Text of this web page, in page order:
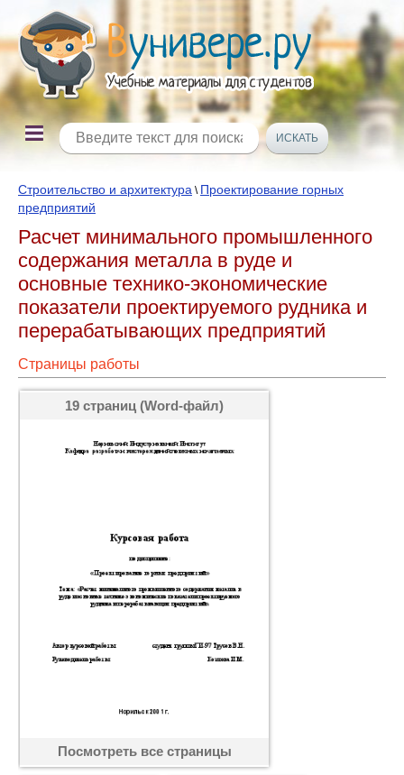
Строительство и архитектура \ Проектирование горных
предприятий
Расчет минимального промышленного
содержания металла в руде и
основные технико-экономические
показатели проектируемого рудника и
перерабатывающих предприятий
Страницы работы
19 страниц (Word-файл)
Посмотреть все страницы